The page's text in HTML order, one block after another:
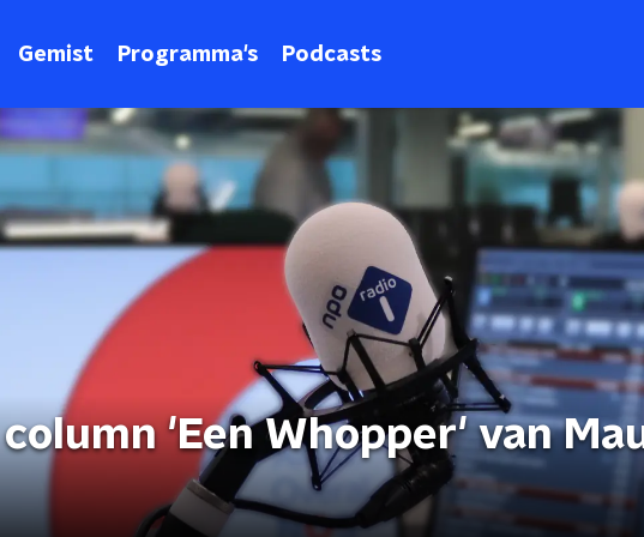
Gemist Programma's Podcasts
'Een Whopper' van